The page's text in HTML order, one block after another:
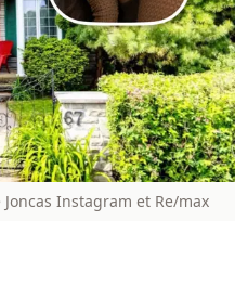
Joncas Instagram et Re/max